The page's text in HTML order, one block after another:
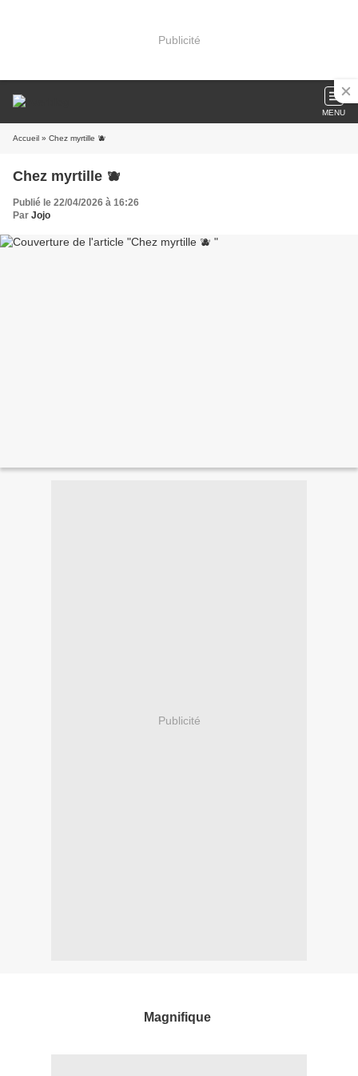
Publicité
MENU
Accueil » Chez myrtille 🫐
Chez myrtille 🫐
Publié le 22/04/2026 à 16:26
Par Jojo
Publicité
Magnifique